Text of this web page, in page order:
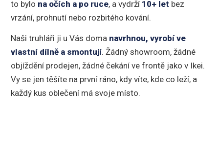
to bylo na očích a po ruce, a vydrží 10+ let bez
vrzání, prohnutí nebo rozbitého kování.
Naši truhláři ji u Vás doma navrhnou, vyrobí ve
vlastní dílně a smontují. Žádný showroom, žádné
objíždění prodejen, žádné čekání ve frontě jako v Ikei.
Vy se jen těšíte na první ráno, kdy víte, kde co leží, a
každý kus oblečení má svoje místo.